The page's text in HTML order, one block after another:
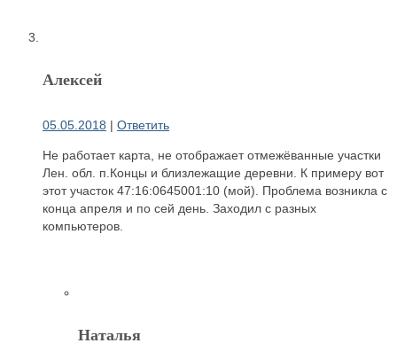
Алексей
05.05.2018 | Ответить
Не работает карта, не отображает отмежёванные участки
Лен. обл. п.Концы и близлежащие деревни. К примеру вот
этот участок 47:16:0645001:10 (мой). Проблема возникла с
конца апреля и по сей день. Заходил с разных
компьютеров.
Наталья